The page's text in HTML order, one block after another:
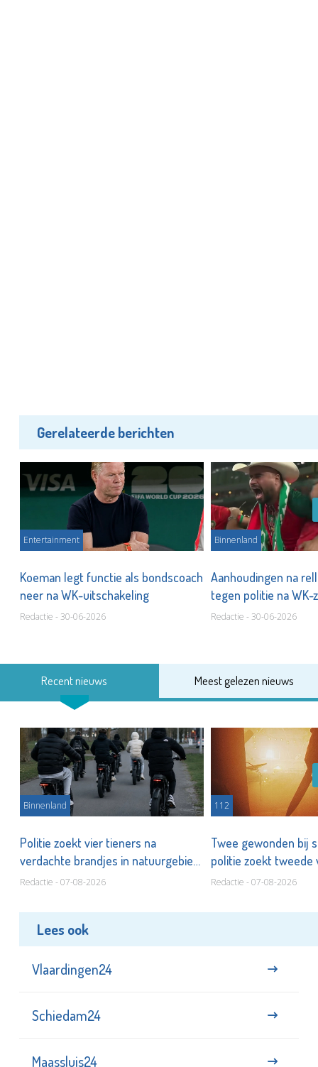
Gerelateerde berichten
Entertainment
Koeman legt functie als bondscoach
neer na WK-uitschakeling
Redactie - 30-06-2026
Binnenland
Aanhoudingen na
tegen politie na
Redactie - 30-06-2026
Recent nieuws Meest gelezen nieuws
Binnenland
Politie zoekt vier tieners na
verdachte brandjes in natuurgebied
Redactie - 07-08-2026
112
Twee gewonden bij
politie zoekt
Redactie - 07-08-2026
Lees ook
Vlaardingen24
Schiedam24
Maassluis24